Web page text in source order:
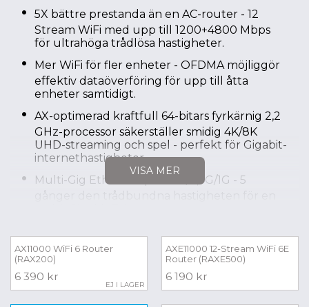
5X bättre prestanda än en AC-router - 12
Stream WiFi med upp till 1200+4800 Mbps
för ultrahöga trådlösa hastigheter.
Mer WiFi för fler enheter - OFDMA möjliggör
effektiv dataöverföring för upp till åtta
enheter samtidigt.
AX-optimerad kraftfull 64-bitars fyrkärnig 2,2
GHz-processor säkerställer smidig 4K/8K
UHD-streaming och spel - perfekt för Gigabit-
internethastigheter.
Multi-Gig Ethernet-port 5G/2,5G/1G - 5
router och få ut mer av ditt WiFi.
Fungerar med befintliga WiFi-enheter -
bakåtkompatibel med WiFi 5 (802.11ac) och
VISA MER
AX11000 WiFi 6 Router
(RAX200)
6 390 kr
EJ I LAGER
AXE11000 12-Stream WiFi 6E
Router (RAXE500)
6 190 kr